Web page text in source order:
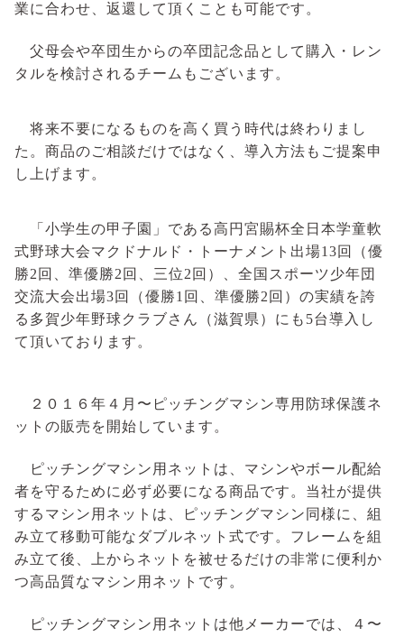
業に合わせ、返還して頂くことも可能です。
父母会や卒団生からの卒団記念品として購入・レン
タルを検討されるチームもございます。
将来不要になるものを高く買う時代は終わりまし
た。商品のご相談だけではなく、導入方法もご提案申
し上げます。
「小学生の甲子園」である高円宮賜杯全日本学童軟
式野球大会マクドナルド・トーナメント出場13回（優
勝2回、準優勝2 回、三位2 回）、全国スポーツ少年団
交流大会出場3回（優勝1 回、準優勝2 回）の実績を誇
る多賀少年野球クラブさん（滋賀県）にも 5台導入し
て頂いております。
２０１６年４月〜ピッチングマシン専用防球保護ネ
ットの販売を開始しています。
ピッチングマシン用ネットは、マシンやボール配給
者を守るために必ず必要になる商品です。 当社が提供
するマシン用ネットは、ピッチングマシン同様に、組
み立て移動可能なダブルネット式です。 フレームを組
み立て後、上からネットを被せるだけの非常に便利か
つ高品質なマシン用ネットです。
ピッチングマシン用ネットは他メーカーでは、４〜